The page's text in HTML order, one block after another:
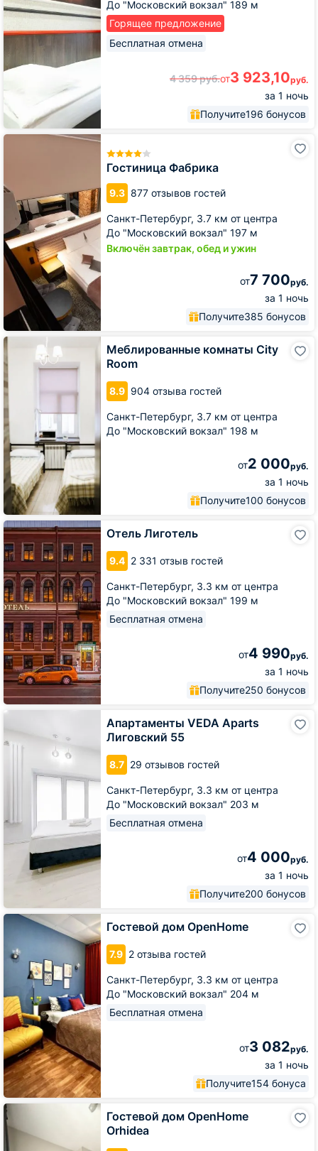
До "Московский вокзал" 189 м
Горящее предложение
Бесплатная отмена
4 359руб.от3 923,10руб.
за 1 ночь
Получите196 бонусов
Гостиница Фабрика
9.3 877 отзывов гостей
Санкт-Петербург, 3.7 км от центра
До "Московский вокзал" 197 м
Включён завтрак, обед и ужин
от7 700руб.
за 1 ночь
Получите385 бонусов
Гостиница
Меблированные комнаты City
Room
8.9 904 отзыва гостей
Санкт-Петербург, 3.7 км от центра
До "Московский вокзал" 198 м
от2 000руб.
за 1 ночь
Получите100 бонусов
Меблированные
City
Room
Отель Лиготель
9.4 2 331 отзыв гостей
Санкт-Петербург, 3.3 км от центра
До "Московский вокзал" 199 м
Бесплатная отмена
от4 990руб.
за 1 ночь
Получите250 бонусов
Отель
Апартаменты VEDA Aparts
Лиговский 55
8.7 29 отзывов гостей
Санкт-Петербург, 3.3 км от центра
До "Московский вокзал" 203 м
Бесплатная отмена
от4 000руб.
за 1 ночь
Получите200 бонусов
Апартаменты
Aparts
Гостевой дом OpenHome
7.9 2 отзыва гостей
Санкт-Петербург, 3.3 км от центра
До "Московский вокзал" 204 м
Бесплатная отмена
от3 082руб.
за 1 ночь
Получите154 бонуса
Гостевой
Гостевой дом OpenHome
Orhidea
Гостевой
дом
OpenHome